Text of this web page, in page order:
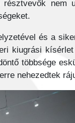
nem
és a
kiugrási
többsége
nehezedtek